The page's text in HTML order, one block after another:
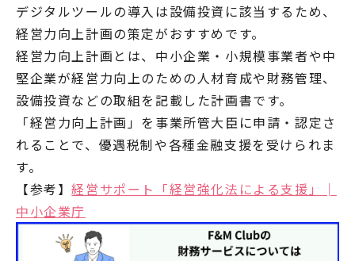
デジタルツールの導入は設備投資に該当するため、
経営力向上計画の策定がおすすめです。
経営力向上計画とは、中小企業・小規模事業者や中
堅企業が経営力向上のための人材育成や財務管理、
設備投資などの取組を記載した計画書です。
「経営力向上計画」を事業所管大臣に申請・認定さ
れることで、優遇税制や各種金融支援を受けられま
す。
【参考】経営サポート「経営強化法による支援」│
中小企業庁